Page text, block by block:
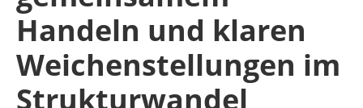
Handeln und klaren
Weichenstellungen im
Strukturwandel